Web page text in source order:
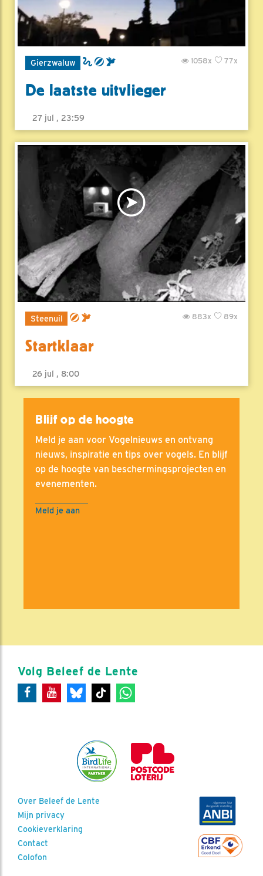
Gierzwaluw 77x
1058x
De laatste uitvlieger
27 jul , 23:59
Steenuil 89x
883x
Startklaar
26 jul , 8:00
Blijf op de hoogte
Meld je aan voor Vogelnieuws en ontvang
nieuws, inspiratie en tips over vogels. En blijf
op de hoogte van beschermingsprojecten en
evenementen.
Meld je aan
Volg Beleef de Lente
Over Beleef de Lente
Mijn privacy
Cookieverklaring
Contact
Colofon